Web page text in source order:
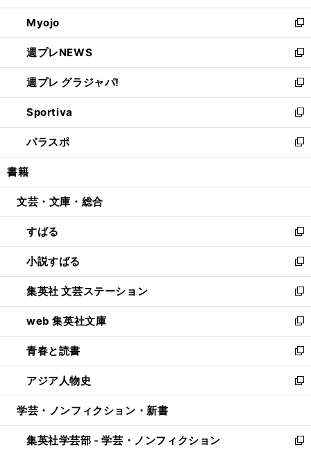
開
く
ウ
で
開
く
ン
ド
ウ
で
開
く
ウ
ィ
ン
ド
ウ
で
開
く
Myojo
新
し
い
ウ
ィ
ン
ド
ウ
で
開
週プレNEWS
新
し
い
ウ
ィ
ン
ド
ウ
開
週プレ グラジャパ!
新
し
い
ウ
ィ
ン
ウ
開
く
Sportiva
新
し
い
ウ
ン
ウ
で
開
く
パラスポ
新
し
ウ
ン
ド
ウ
で
開
く
書籍
文芸・文庫・総合
すばる
新
し
い
ウ
ィ
ン
ド
ウ
で
開
く
小説すばる
新
し
い
ウ
ィ
ン
ド
ウ
で
開
集英社 文芸ステーション
新
し
い
ウ
ィ
ン
ド
ウ
開
く
web 集英社文庫
新
し
い
ウ
ィ
ン
ウ
で
青春と読書
新
し
い
ウ
ン
ド
アジア人物史
新
し
ウ
ィ
学芸・ノンフィクション・新書
集英社学芸部 - 学芸・ノンフィクション
新